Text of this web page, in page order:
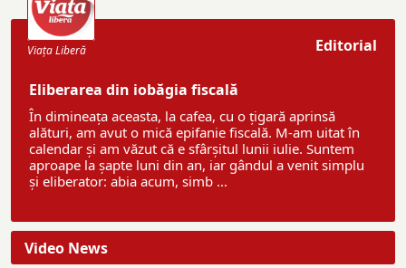
Editorial
Viaţa Liberă
Eliberarea din iobăgia fiscală
În dimineața aceasta, la cafea, cu o țigară aprinsă
alături, am avut o mică epifanie fiscală. M-am uitat în
calendar și am văzut că e sfârșitul lunii iulie. Suntem
aproape la șapte luni din an, iar gândul a venit simplu
și eliberator: abia acum, simb ...
Video News